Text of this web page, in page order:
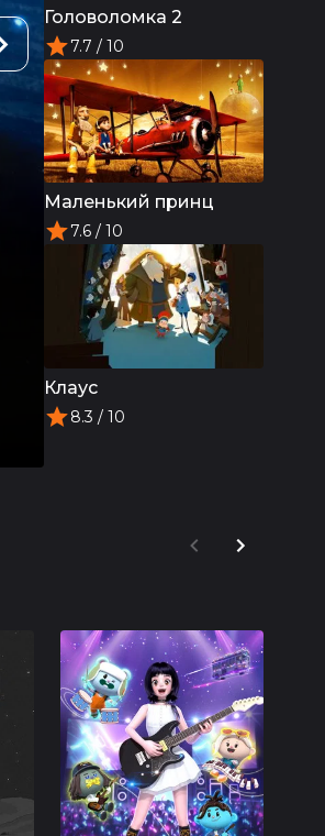
Головоломка 2
7.7 / 10
Маленький принц
7.6 / 10
Клаус
8.3 / 10